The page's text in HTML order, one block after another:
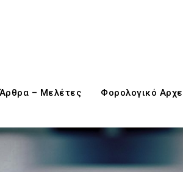
Άρθρα – Μελέτες Φορολογικό